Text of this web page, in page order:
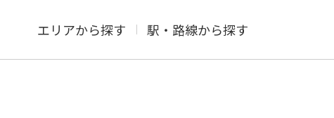
エリアから探す 駅・路線から探す